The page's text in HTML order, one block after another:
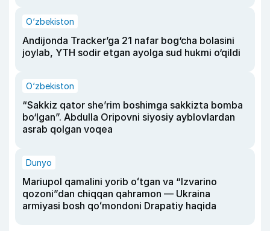
O‘zbekiston
Andijonda Tracker’ga 21 nafar bog‘cha bolasini
joylab, YTH sodir etgan ayolga sud hukmi o‘qildi
O‘zbekiston
“Sakkiz qator she’rim boshimga sakkizta bomba
bo‘lgan”. Abdulla Oripovni siyosiy ayblovlardan
asrab qolgan voqea
Dunyo
Mariupol qamalini yorib oʻtgan va “Izvarino
qozoni”dan chiqqan qahramon — Ukraina
armiyasi bosh qoʻmondoni Drapatiy haqida